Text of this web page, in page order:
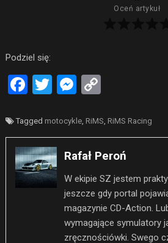
Oceń artykuł
Podziel się:
Facebook
TwitterMessenger
Copy
Tagged motocykle, RiMS RiMS Racing
Rafał Peroń
W ekipie SZ jestem
jeszcze gdy portal
magazynie CD-Action.
wymagające symulatory
zręcznościówki. Swego